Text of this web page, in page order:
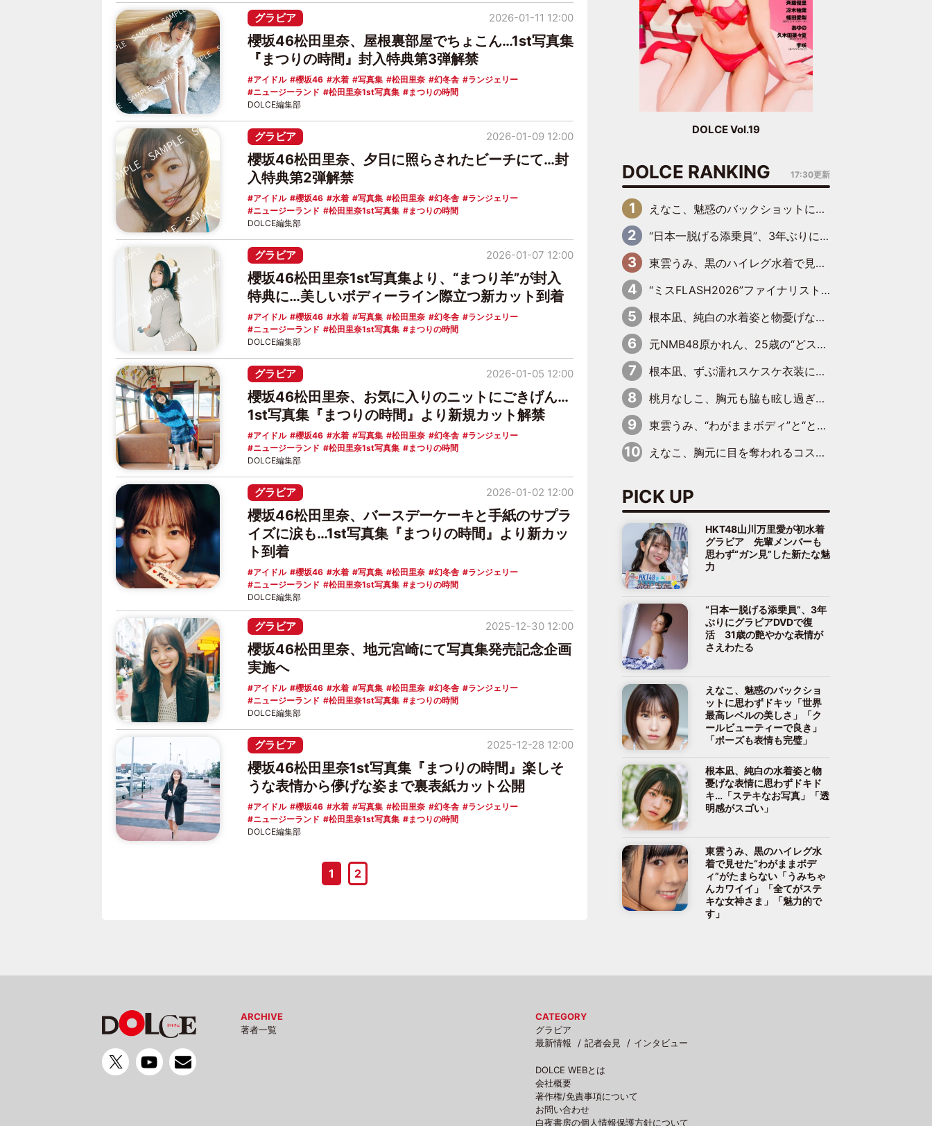
グラビア
櫻坂46松田里奈、屋根裏部屋でちょこん…1st写真集
『まつりの時間』封入特典第3弾解禁
アイドル 櫻坂46 水着 写真集 松田里奈 幻冬舎
ランジェリー
ニュージーランド
松田里奈1st写真集 まつりの時間
2026-01-11 12:00
DOLCE編集部
グラビア
櫻坂46松田里奈、夕日に照らされたビーチにて…封
入特典第2弾解禁
アイドル 櫻坂46 水着 写真集 松田里奈 幻冬舎
ランジェリー
ニュージーランド
松田里奈1st写真集 まつりの時間
2026-01-09 12:00
DOLCE編集部
グラビア
櫻坂46松田里奈1st写真集より、“まつり羊”が封入
特典に…美しいボディーライン際立つ新カット到着
アイドル 櫻坂46 水着 写真集 松田里奈 幻冬舎
ランジェリー
ニュージーランド
松田里奈1st写真集 まつりの時間
2026-01-07 12:00
DOLCE編集部
グラビア
櫻坂46松田里奈、お気に入りのニットにごきげん…
1st写真集『まつりの時間』より新規カット解禁
アイドル 櫻坂46 水着 写真集 松田里奈 幻冬舎
ランジェリー
ニュージーランド
松田里奈1st写真集 まつりの時間
2026-01-05 12:00
DOLCE編集部
グラビア
櫻坂46松田里奈、バースデーケーキと手紙のサプラ
イズに涙も…1st写真集『まつりの時間』より新カッ
ト到着
アイドル 櫻坂46 水着 写真集 松田里奈 幻冬舎
ランジェリー
ニュージーランド
松田里奈1st写真集 まつりの時間
2026-01-02 12:00
DOLCE編集部
グラビア
櫻坂46松田里奈、地元宮崎にて写真集発売記念企画
実施へ
アイドル 櫻坂46 水着 写真集 松田里奈 幻冬舎
ランジェリー
ニュージーランド
松田里奈1st写真集 まつりの時間
2025-12-30 12:00
DOLCE編集部
グラビア
櫻坂46松田里奈1st写真集『まつりの時間』楽しそ
うな表情から儚げな姿まで裏表紙カット公開
アイドル 櫻坂46 水着 写真集 松田里奈 幻冬舎
ランジェリー
ニュージーランド
松田里奈1st写真集 まつりの時間
2025-12-28 12:00
DOLCE編集部
1 2
DOLCE Vol.19
DOLCE RANKING 17:30更新
えなこ、魅惑のバックショットに思わずドキッ「世界最高レベルの美しさ」「クールビューティーで良き」「ポーズも表情も完璧」
“日本一脱げる添乗員”、3年ぶりにグラビアDVDで復活 31歳の艶やかな表情がさえわたる
東雲うみ、黒のハイレグ水着で見せた“わがままボディ”がたまらない「うみちゃんカワイイ」「全てがステキな女神さま」「魅力的です」
“ミスFLASH2026”ファイナリスト、ダンスで鍛え上げた健康的な美ボディー披露
根本凪、純白の水着姿と物憂げな表情に思わずドキドキ…「ステキなお写真」「透明感がスゴい」
元NMB48原かれん、25歳の“どストライクボディ”をバリで解禁 169cmモデル体形で挑む初の本格グラビア
根本凪、ずぶ濡れスケスケ衣装にドキッ「表情が良過ぎる」「ねもちゃんの眼差しにドキドキが止まらない」
桃月なしこ、胸元も脇も眩し過ぎるランジェリー＆ビキニ姿を披露「なしこたそ最強」「セクシーでゴージャスで大きなボリューム」
東雲うみ、“わがままボディ”と“とんでもない衣装”で誘惑「パーフェクトなスタイル」「くびれがステキ」「やみつきになるボディ」
えなこ、胸元に目を奪われるコスプレ水着姿で魅了「群を抜く美しさと華やかさ」「えなこりんの千咲は破壊力がスゴい」
PICK UP
HKT48山川万里愛が初水着
グラビア 先輩メンバーも
思わず“ガン見”した新たな魅
力
“日本一脱げる添乗員”、3年
ぶりにグラビアDVDで復
活 31歳の艶やかな表情が
さえわたる
えなこ、魅惑のバックショ
ットに思わずドキッ「世界
最高レベルの美しさ」「ク
ールビューティーで良き」
「ポーズも表情も完璧」
根本凪、純白の水着姿と物
憂げな表情に思わずドキド
キ…「ステキなお写真」「透
明感がスゴい」
東雲うみ、黒のハイレグ水
着で見せた“わがままボデ
ィ”がたまらない「うみちゃ
んカワイイ」「全てがステ
キな女神さま」「魅力的で
す」
ARCHIVE
著者一覧
CATEGORY
グラビア
最新情報
記者会見 インタビュー
DOLCE WEBとは
会社概要
著作権/免責事項について
お問い合わせ
白夜書房の個人情報保護方針について